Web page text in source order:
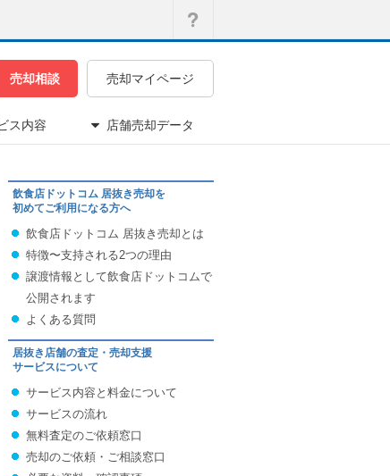
売却相談 売却マイページ
ス内容 店舗売却データ
飲食店ドットコム 居抜き売却を
初めてご利用になる方へ
飲食店ドットコム 居抜き売却とは
特徴〜支持される2つの理由
譲渡情報として飲食店ドットコムで
公開されます
よくある質問
居抜き店舗の査定・売却支援
サービスについて
サービス内容と料金について
サービスの流れ
無料査定のご依頼窓口
売却のご依頼・ご相談窓口